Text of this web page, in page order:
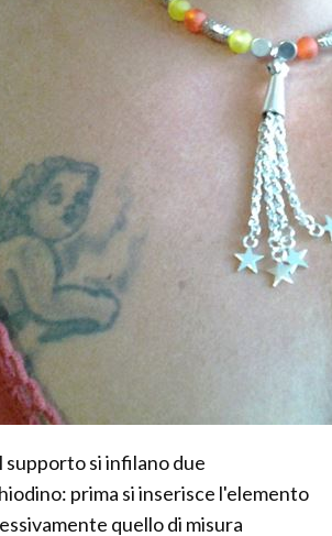
supporto si infilano due
prima si inserisce l'elemento
quello di misura